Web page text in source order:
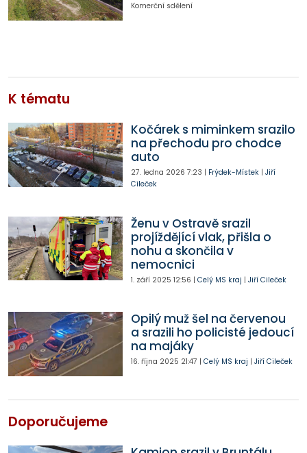
Komerční sdělení
K tématu
Kočárek s miminkem srazilo
na přechodu pro chodce
auto
27. ledna 2026 7:23 | Frýdek-Místek| Jiří
Cileček
Ženu v Ostravě srazil
projíždějící vlak, přišla o
nohu a skončila v
nemocnici
1. září 2025 12:56 | Celý MS kraj | Jiří Cileček
Opilý muž šel na červenou
a srazili ho policisté jedoucí
na majáky
16. října 2025 21:47 | Celý MS kraj | Jiří Cileček
Doporučujeme